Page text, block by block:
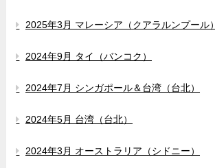
2025年3月 マレーシア（クアラルンプール）
2024年9月 タイ（バンコク）
2024年7月 シンガポール＆台湾（台北）
2024年5月 台湾（台北）
2024年3月 オーストラリア（シドニー）